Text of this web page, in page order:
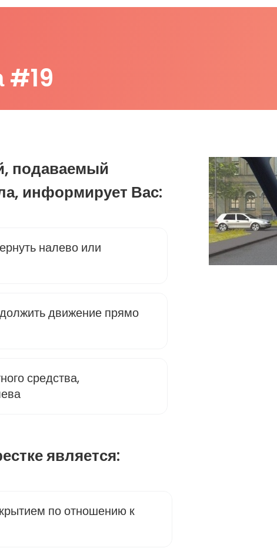
#19
подаваемый
информирует Вас:
налево или
движение прямо
средства,
является:
по отношению к